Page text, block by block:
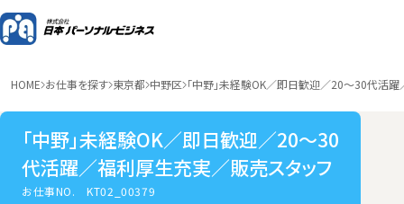
HOME お仕事を探す 東京都 中野区 「中野」未経験OK／即日歓迎／20～30代活
「中野」未経験OK／即日歓迎／20～30
代活躍／福利厚生充実／販売スタッフ
お仕事NO.KT02_00379